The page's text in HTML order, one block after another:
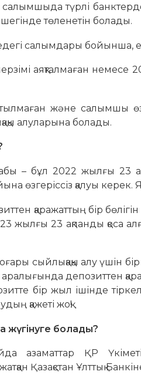
түрлі
төленетін болады.
салымдары бойынша,
аяқталмаған немесе
және салымшы
алуларына болады.
– бұл 2022 жылғы 23
өзгеріссіз қалуы
қаражаттың бір
жылғы 23 ақпанды қоса
сыйлықақы алу үшін
депозиттен
бір жыл ішінде
қажеті жоқ!
жүгінуге болады?
азаматтар ҚР
Қазақстан Ұлттық